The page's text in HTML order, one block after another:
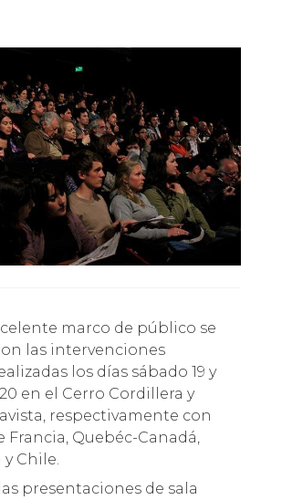
las intervenciones
los días sábado 19 y
en el Cerro Cordillera y
respectivamente con
Francia, Quebéc-Canadá,
Chile.
presentaciones de sala